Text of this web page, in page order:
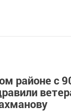
районе с